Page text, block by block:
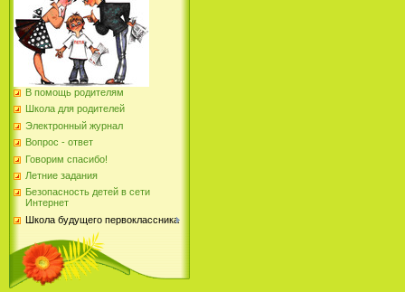
В помощь родителям
Школа для родителей
Электронный журнал
Вопрос - ответ
Говорим спасибо!
Летние задания
Безопасность детей в сети
Интернет
Школа будущего первоклассника